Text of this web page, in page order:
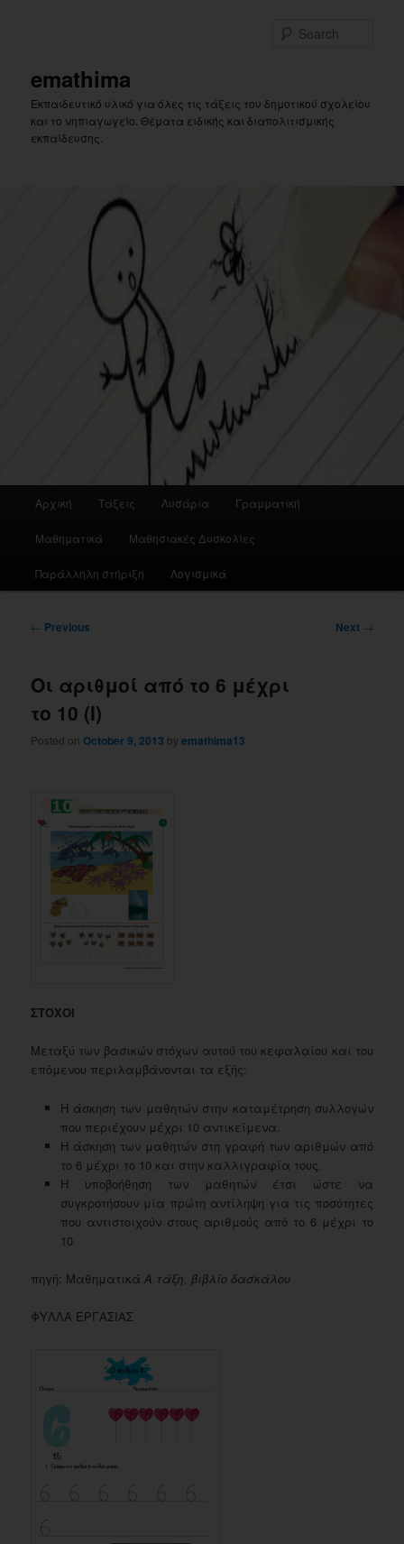
emathima
Εκπαιδευτικό υλικό για όλες τις τάξεις του δημοτικού σχολείου
και το νηπιαγωγείο. Θέματα ειδικής και διαπολιτισμικής
εκπαίδευσης.
Αρχική Τάξεις Λυσάρια Γραμματική
Μαθηματικά Μαθησιακές Δυσκολίες
Παράλληλη στήριξη Λογισμικά
Post
← Previous Next →
Οι αριθμοί από το 6 μέχρι
το 10 (Ι)
Posted onOctober 9, 2013 byemathima13
ΣΤΟΧΟΙ
Μεταξύ των βασικών στόχων αυτού του κεφαλαίου και του
επόμενου περιλαμβάνονται τα εξής:
Η άσκηση των μαθητών στην καταμέτρηση συλλογών
που περιέχουν μέχρι 10 αντικείμενα.
Η άσκηση των μαθητών στη γραφή των αριθμών από
το 6 μέχρι το 10 και στην καλλιγραφία τους.
Η υποβοήθηση των μαθητών έτσι ώστε να
συγκροτήσουν μία πρώτη αντίληψη για τις ποσότητες
που αντιστοιχούν στους αριθμούς από το 6 μέχρι το
10
πηγή: Μαθηματικά Α τάξη, βιβλίο δασκάλου
ΦΥΛΛΑ ΕΡΓΑΣΙΑΣ